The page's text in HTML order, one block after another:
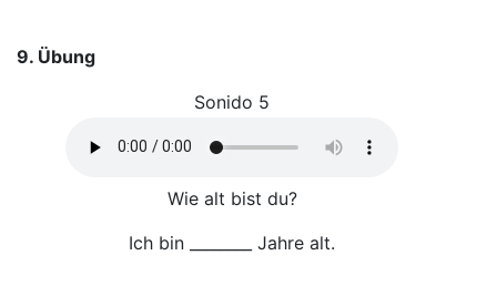
9. Übung
Sonido 5
Wie alt bist du?
Ich bin ________ Jahre alt.